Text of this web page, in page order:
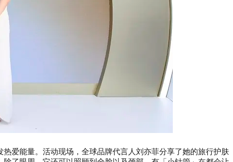
爱能量。活动现场，全球品牌代言人刘亦菲分享了她的旅行护肤